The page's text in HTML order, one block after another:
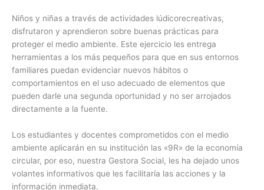
Niños y niñas a través de actividades lúdicorecreativas,
disfrutaron y aprendieron sobre buenas prácticas para
proteger el medio ambiente. Este ejercicio les entrega
herramientas a los más pequeños para que en sus entornos
familiares puedan evidenciar nuevos hábitos o
comportamientos en el uso adecuado de elementos que
pueden darle una segunda oportunidad y no ser arrojados
directamente a la fuente.
Los estudiantes y docentes comprometidos con el medio
ambiente aplicarán en su institución las «9R» de la economía
circular, por eso, nuestra Gestora Social, les ha dejado unos
volantes informativos que les facilitaría las acciones y la
información inmediata.